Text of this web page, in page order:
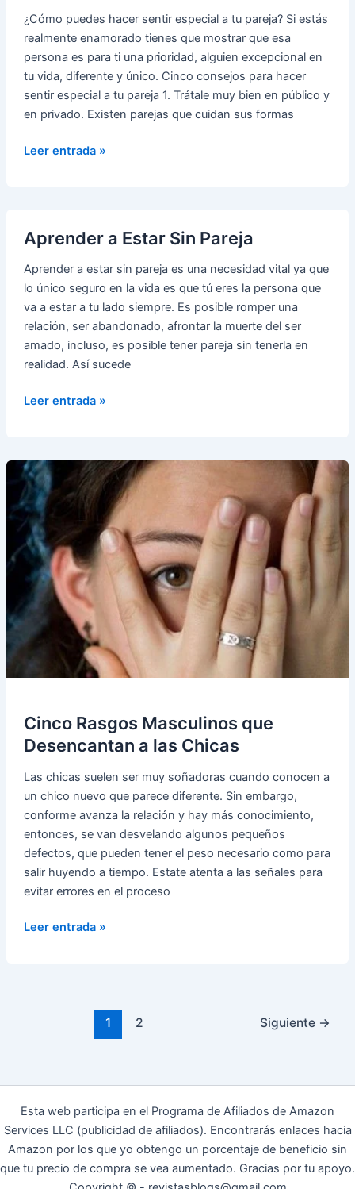
Salir
¿Cómo puedes hacer sentir especial a tu pareja? Si estás
realmente enamorado tienes que mostrar que esa
persona es para ti una prioridad, alguien excepcional en
tu vida, diferente y único. Cinco consejos para hacer
sentir especial a tu pareja 1. Trátale muy bien en público y
en privado. Existen parejas que cuidan sus formas
Cómo
Tu
Pareja
Leer entrada »
Aprender a Estar Sin Pareja
Aprender a estar sin pareja es una necesidad vital ya que
lo único seguro en la vida es que tú eres la persona que
va a estar a tu lado siempre. Es posible romper una
relación, ser abandonado, afrontar la muerte del ser
amado, incluso, es posible tener pareja sin tenerla en
realidad. Así sucede
Aprender
Sin
Pareja
Leer entrada »
Cinco Rasgos Masculinos que
Desencantan a las Chicas
Las chicas suelen ser muy soñadoras cuando conocen a
un chico nuevo que parece diferente. Sin embargo,
conforme avanza la relación y hay más conocimiento,
entonces, se van desvelando algunos pequeños
defectos, que pueden tener el peso necesario como para
salir huyendo a tiempo. Estate atenta a las señales para
evitar errores en el proceso
Cinco
Leer entrada »
1 2 Siguiente →
Esta web participa en el Programa de Afiliados de Amazon
Services LLC (publicidad de afiliados). Encontrarás enlaces hacia
Amazon por los que yo obtengo un porcentaje de beneficio sin
que tu precio de compra se vea aumentado. Gracias por tu apoyo.